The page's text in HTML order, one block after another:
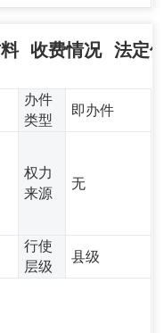
收费情况 法定
办件
类型
即办件
权力
来源
无
行使
层级
县级